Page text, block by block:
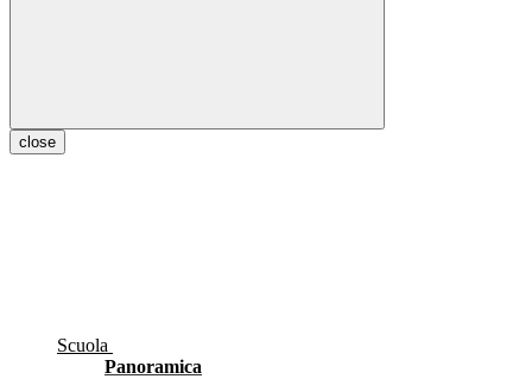
close
Scuola
Panoramica